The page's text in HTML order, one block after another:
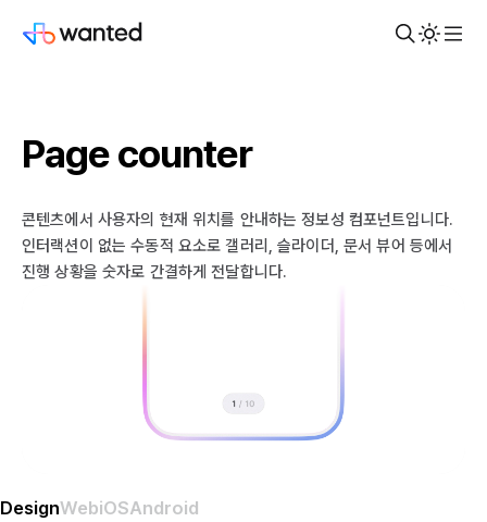
Page counter
콘텐츠에서 사용자의 현재 위치를 안내하는 정보성 컴포넌트입니다.
인터랙션이 없는 수동적 요소로 갤러리, 슬라이더, 문서 뷰어 등에서
진행 상황을 숫자로 간결하게 전달합니다.
DesignWebiOSAndroid